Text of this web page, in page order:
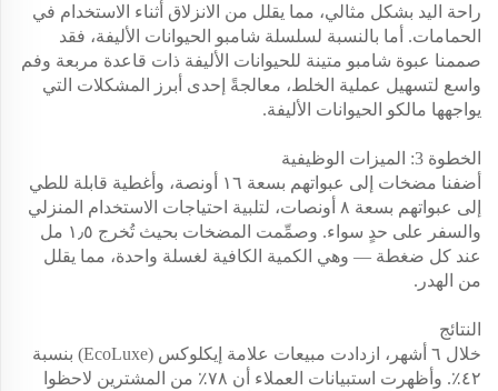
راحة اليد بشكل مثالي، مما يقلل من الانزلاق أثناء الاستخدام في
الحمامات. أما بالنسبة لسلسلة شامبو الحيوانات الأليفة، فقد
صممنا عبوة شامبو متينة للحيوانات الأليفة ذات قاعدة مربعة وفم
واسع لتسهيل عملية الخلط، معالجةً إحدى أبرز المشكلات التي
يواجهها مالكو الحيوانات الأليفة.
الخطوة 3: الميزات الوظيفية
أضفنا مضخات إلى عبواتهم بسعة ١٦ أونصة، وأغطية قابلة للطي
إلى عبواتهم بسعة ٨ أونصات، لتلبية احتياجات الاستخدام المنزلي
والسفر على حدٍ سواء. وصمِّمت المضخات بحيث تُخرج ١٫٥ مل
عند كل ضغطة — وهي الكمية الكافية لغسلة واحدة، مما يقلل
من الهدر.
النتائج
خلال ٦ أشهر، ازدادت مبيعات علامة إيكلوكس (EcoLuxe) بنسبة
٤٢٪. وأظهرت استبيانات العملاء أن ٧٨٪ من المشترين لاحظوا